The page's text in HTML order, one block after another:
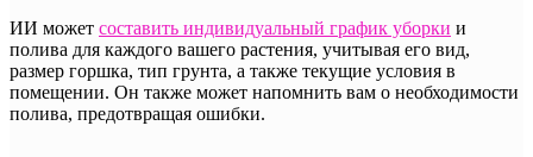
ИИ может составить индивидуальный график уборки и
полива для каждого вашего растения, учитывая его вид,
размер горшка, тип грунта, а также текущие условия в
помещении. Он также может напомнить вам о необходимости
полива, предотвращая ошибки.